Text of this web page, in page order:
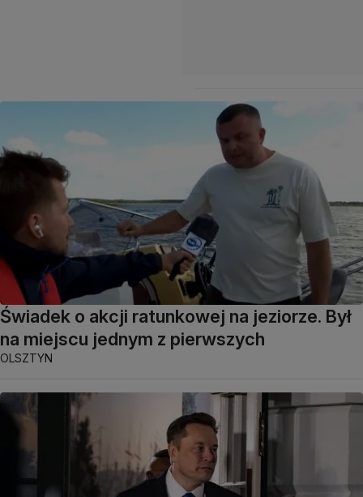
Świadek o akcji ratunkowej na jeziorze. Był
na miejscu jednym z pierwszych
OLSZTYN